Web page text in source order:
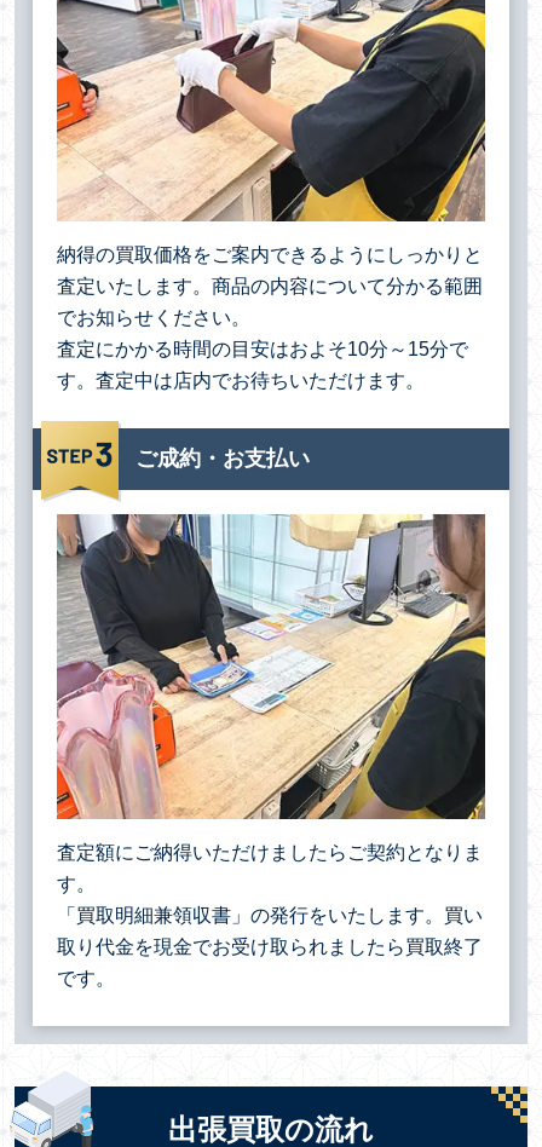
納得の買取価格をご案内できるようにしっかりと
査定いたします。商品の内容について分かる範囲
でお知らせください。
査定にかかる時間の目安はおよそ10分～15分で
す。査定中は店内でお待ちいただけます。
ご成約・お支払い
査定額にご納得いただけましたらご契約となりま
す。
「買取明細兼領収書」の発行をいたします。買い
取り代金を現金でお受け取られましたら買取終了
です。
出張買取の流れ